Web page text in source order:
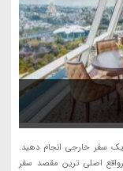
سفر خارجی انجام دهید.
اصلی ترین مقصد سفر